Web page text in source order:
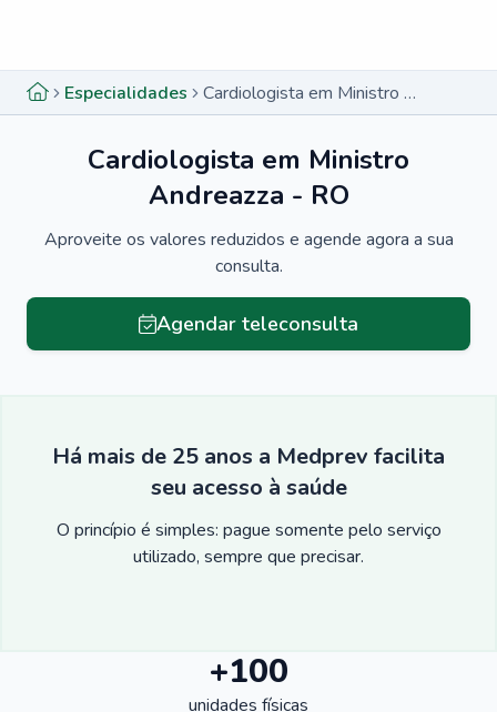
Especialidades Cardiologista em Ministro Andreazza - RO
Cardiologista em Ministro
Andreazza - RO
Aproveite os valores reduzidos e agende agora a sua
consulta.
Agendar teleconsulta
Há mais de 25 anos a Medprev facilita
seu acesso à saúde
O princípio é simples: pague somente pelo serviço
utilizado, sempre que precisar.
+100
unidades físicas